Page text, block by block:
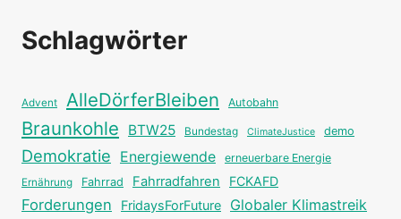
Schlagwörter
Advent AlleDörferBleiben Autobahn
Braunkohle BTW25 Bundestag ClimateJustice demo
Demokratie Energiewende erneuerbare Energie
Ernährung Fahrrad Fahrradfahren FCKAFD
Forderungen FridaysForFuture Globaler Klimastreik